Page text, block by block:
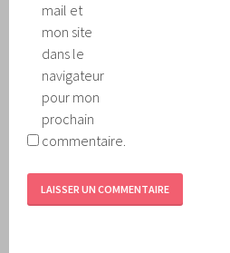
mail et
mon site
dans le
navigateur
pour mon
prochain
commentaire.